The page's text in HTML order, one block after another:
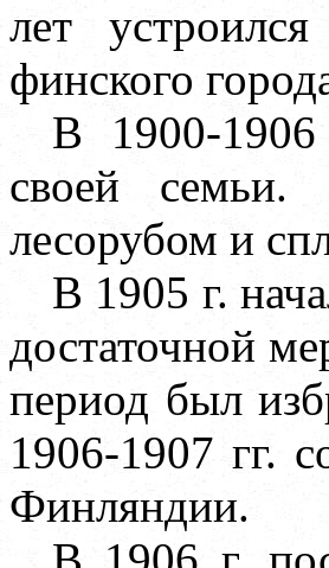
лет
финского
В 1900-1906
своей
лесорубом и
В 1905 г.
достаточной
период был
1906-1907 гг.
Финляндии.